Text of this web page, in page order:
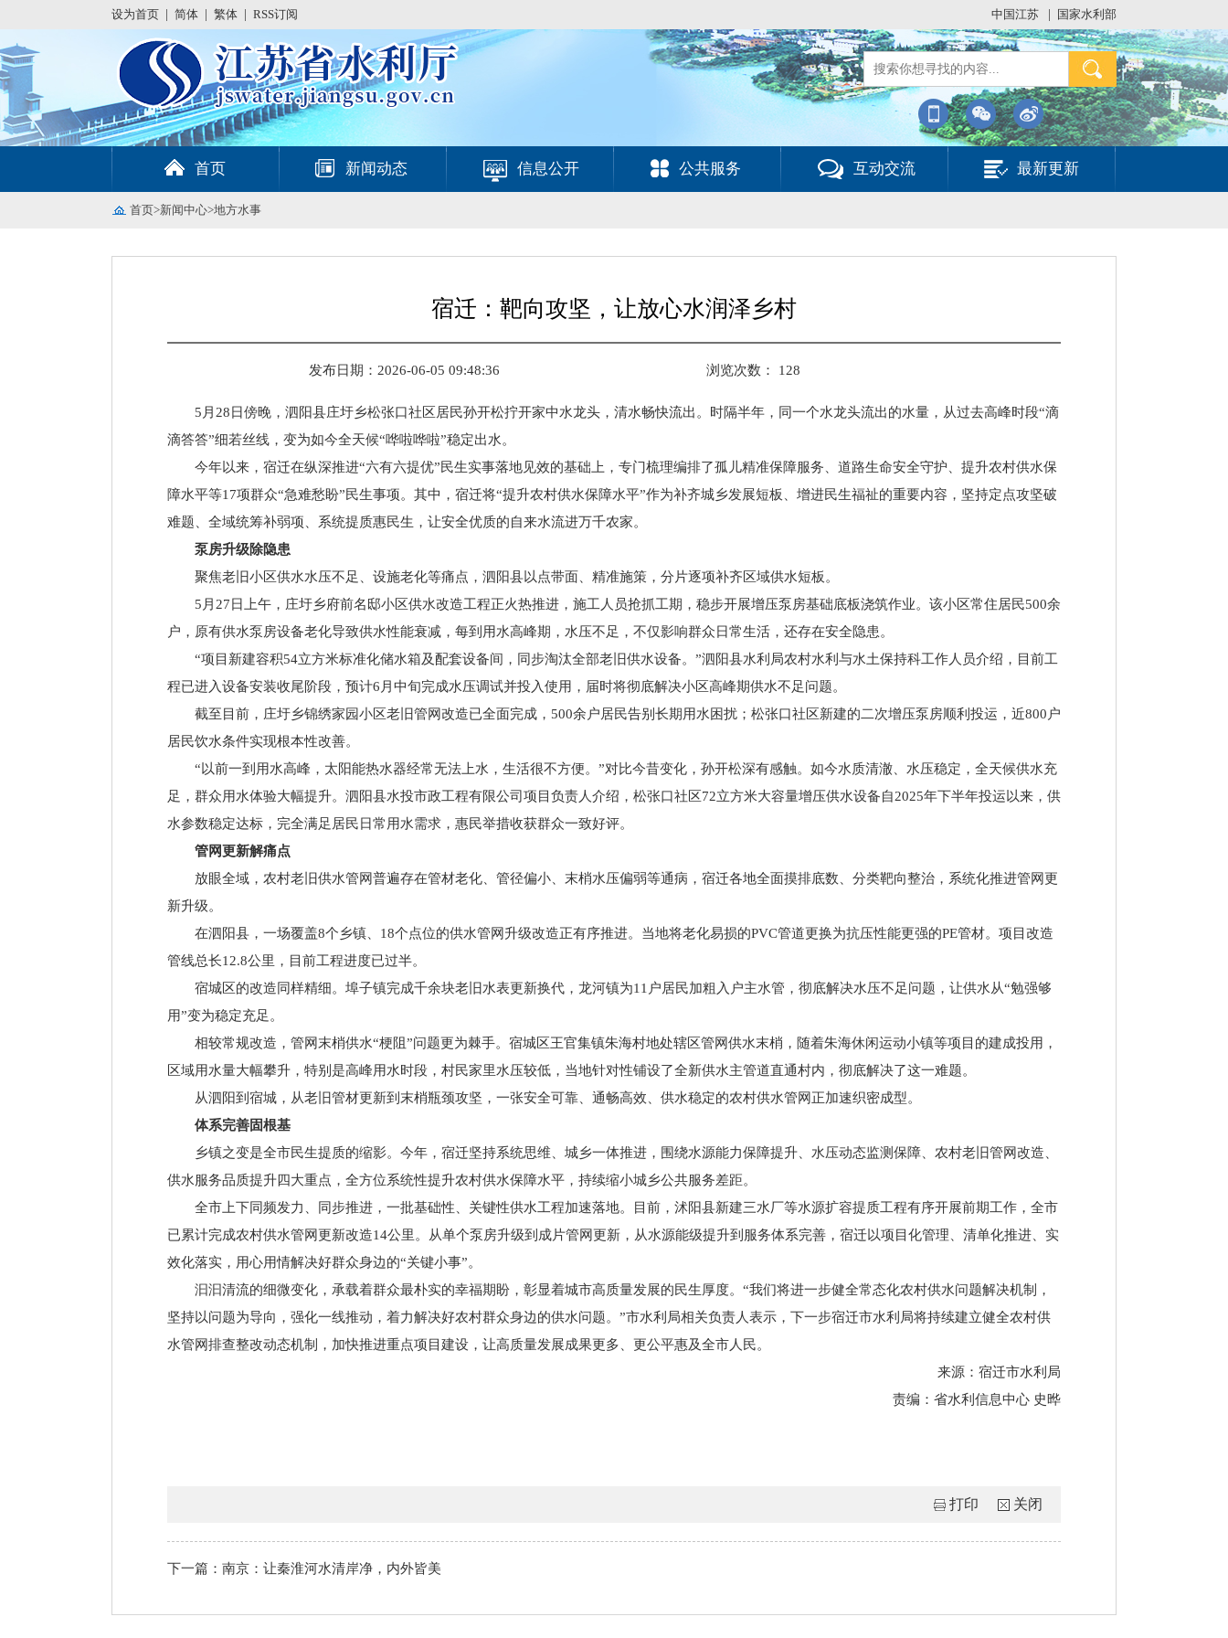
设为首页 简体 繁体 RSS订阅 中国江苏 国家水利部
首页 新闻动态 信息公开 公共服务 互动交流 最新更新
首页>新闻中心>地方水事
宿迁：靶向攻坚，让放心水润泽乡村
发布日期：2026-06-05 09:48:36 浏览次数： 128
5月28日傍晚，泗阳县庄圩乡松张口社区居民孙开松拧开家中水龙头，清水畅快流出。时隔半年，同一个水龙头流出的水量，从过去高峰时段“滴
滴答答”细若丝线，变为如今全天候“哗啦哗啦”稳定出水。
今年以来，宿迁在纵深推进“六有六提优”民生实事落地见效的基础上，专门梳理编排了孤儿精准保障服务、道路生命安全守护、提升农村供水保
障水平等17项群众“急难愁盼”民生事项。其中，宿迁将“提升农村供水保障水平”作为补齐城乡发展短板、增进民生福祉的重要内容，坚持定点攻坚破
难题、全域统筹补弱项、系统提质惠民生，让安全优质的自来水流进万千农家。
泵房升级除隐患
聚焦老旧小区供水水压不足、设施老化等痛点，泗阳县以点带面、精准施策，分片逐项补齐区域供水短板。
5月27日上午，庄圩乡府前名邸小区供水改造工程正火热推进，施工人员抢抓工期，稳步开展增压泵房基础底板浇筑作业。该小区常住居民500余
户，原有供水泵房设备老化导致供水性能衰减，每到用水高峰期，水压不足，不仅影响群众日常生活，还存在安全隐患。
“项目新建容积54立方米标准化储水箱及配套设备间，同步淘汰全部老旧供水设备。”泗阳县水利局农村水利与水土保持科工作人员介绍，目前工
程已进入设备安装收尾阶段，预计6月中旬完成水压调试并投入使用，届时将彻底解决小区高峰期供水不足问题。
截至目前，庄圩乡锦绣家园小区老旧管网改造已全面完成，500余户居民告别长期用水困扰；松张口社区新建的二次增压泵房顺利投运，近800户
居民饮水条件实现根本性改善。
“以前一到用水高峰，太阳能热水器经常无法上水，生活很不方便。”对比今昔变化，孙开松深有感触。如今水质清澈、水压稳定，全天候供水充
足，群众用水体验大幅提升。泗阳县水投市政工程有限公司项目负责人介绍，松张口社区72立方米大容量增压供水设备自2025年下半年投运以来，供
水参数稳定达标，完全满足居民日常用水需求，惠民举措收获群众一致好评。
管网更新解痛点
放眼全域，农村老旧供水管网普遍存在管材老化、管径偏小、末梢水压偏弱等通病，宿迁各地全面摸排底数、分类靶向整治，系统化推进管网更
新升级。
在泗阳县，一场覆盖8个乡镇、18个点位的供水管网升级改造正有序推进。当地将老化易损的PVC管道更换为抗压性能更强的PE管材。项目改造
管线总长12.8公里，目前工程进度已过半。
宿城区的改造同样精细。埠子镇完成千余块老旧水表更新换代，龙河镇为11户居民加粗入户主水管，彻底解决水压不足问题，让供水从“勉强够
用”变为稳定充足。
相较常规改造，管网末梢供水“梗阻”问题更为棘手。宿城区王官集镇朱海村地处辖区管网供水末梢，随着朱海休闲运动小镇等项目的建成投用，
区域用水量大幅攀升，特别是高峰用水时段，村民家里水压较低，当地针对性铺设了全新供水主管道直通村内，彻底解决了这一难题。
从泗阳到宿城，从老旧管材更新到末梢瓶颈攻坚，一张安全可靠、通畅高效、供水稳定的农村供水管网正加速织密成型。
体系完善固根基
乡镇之变是全市民生提质的缩影。今年，宿迁坚持系统思维、城乡一体推进，围绕水源能力保障提升、水压动态监测保障、农村老旧管网改造、
供水服务品质提升四大重点，全方位系统性提升农村供水保障水平，持续缩小城乡公共服务差距。
全市上下同频发力、同步推进，一批基础性、关键性供水工程加速落地。目前，沭阳县新建三水厂等水源扩容提质工程有序开展前期工作，全市
已累计完成农村供水管网更新改造14公里。从单个泵房升级到成片管网更新，从水源能级提升到服务体系完善，宿迁以项目化管理、清单化推进、实
效化落实，用心用情解决好群众身边的“关键小事”。
汩汩清流的细微变化，承载着群众最朴实的幸福期盼，彰显着城市高质量发展的民生厚度。“我们将进一步健全常态化农村供水问题解决机制，
坚持以问题为导向，强化一线推动，着力解决好农村群众身边的供水问题。”市水利局相关负责人表示，下一步宿迁市水利局将持续建立健全农村供
水管网排查整改动态机制，加快推进重点项目建设，让高质量发展成果更多、更公平惠及全市人民。
来源：宿迁市水利局
责编：省水利信息中心 史晔
关闭
打印
下一篇：南京：让秦淮河水清岸净，内外皆美